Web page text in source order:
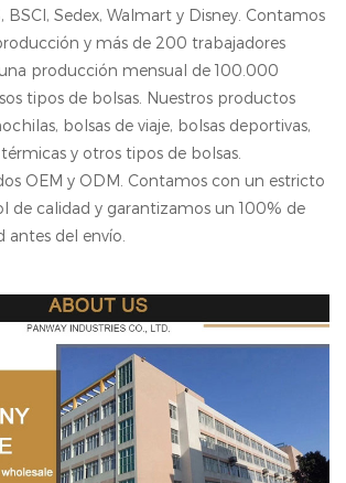
BSCI, Sedex, Walmart y Disney. Contamos
y más de 200 trabajadores
producción mensual de 100.000
tipos de bolsas. Nuestros productos
bolsas de viaje, bolsas deportivas,
y otros tipos de bolsas.
OEM y ODM. Contamos con un estricto
de calidad y garantizamos un 100% de
del envío.